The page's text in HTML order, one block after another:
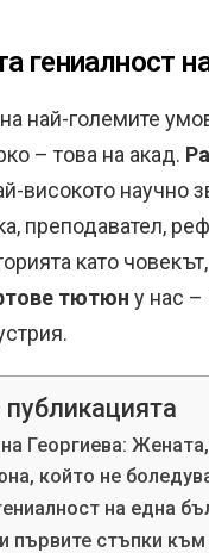
гениалност
най-големите
– това на акад.
високото научно
преподавател,
като
тютюн у нас –
Георгиева:
който не
на една
първите стъпки към